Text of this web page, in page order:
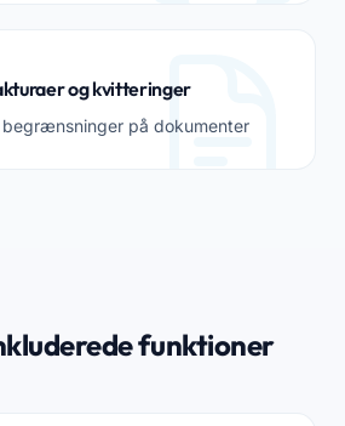
og kvitteringer
på dokumenter
funktioner